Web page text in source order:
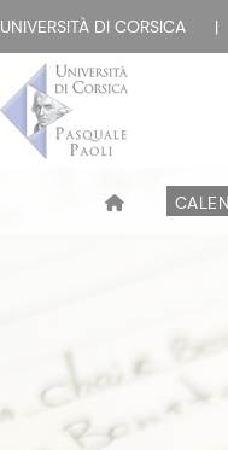
UNIVERSITÀ DI CORSICA